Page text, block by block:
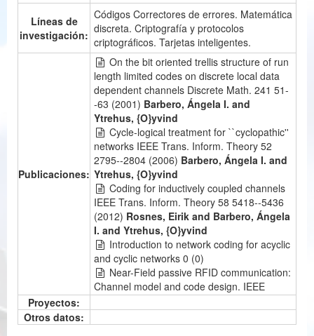
Líneas de
investigación:
Códigos Correctores de errores. Matemática
discreta. Criptografía y protocolos
criptográficos. Tarjetas inteligentes.
Publicaciones:
On the bit oriented trellis structure of run
length limited codes on discrete local data
dependent channels Discrete Math. 241 51-
-63 (2001) Barbero, Ángela I. and
Ytrehus, {O}yvind
Cycle-logical treatment for ``cyclopathic''
networks IEEE Trans. Inform. Theory 52
2795--2804 (2006) Barbero, Ángela I. and
Ytrehus, {O}yvind
Coding for inductively coupled channels
IEEE Trans. Inform. Theory 58 5418--5436
(2012) Rosnes, Eirik and Barbero, Ángela
I. and Ytrehus, {O}yvind
Introduction to network coding for acyclic
and cyclic networks 0 (0)
Near-Field passive RFID communication:
Channel model and code design. IEEE
Transactions on Communications 62 1716-
1727 (2014)Barbero, A.I., Rosnes, E.,
Yang, G. and Ytrehus, Ø.
Proyectos:
Otros datos: